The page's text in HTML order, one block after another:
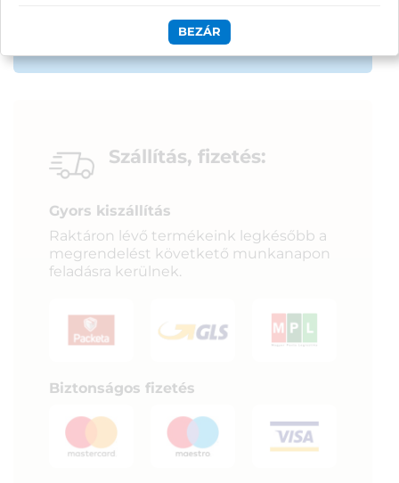
Szállítás, fizetés:
Gyors kiszállítás
Raktáron lévő termékeink legkésőbb a
megrendelést követkető munkanapon
feladásra kerülnek.
Biztonságos fizetés
BEZÁR